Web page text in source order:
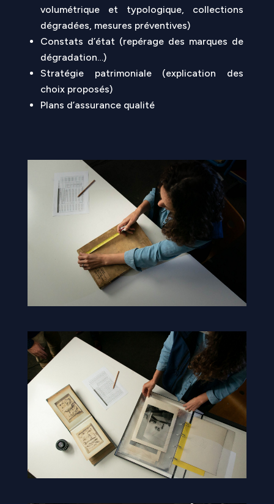
volumétrique et typologique, collections
dégradées, mesures préventives)
Constats d’état (repérage des marques de
dégradation…)
Stratégie patrimoniale (explication des
choix proposés)
Plans d’assurance qualité